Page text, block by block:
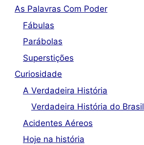
As Palavras Com Poder
Fábulas
Parábolas
Superstições
Curiosidade
A Verdadeira História
Verdadeira História do Brasil
Acidentes Aéreos
Hoje na história